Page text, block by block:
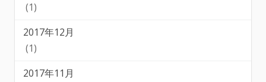
(1)
2017年12月
(1)
2017年11月